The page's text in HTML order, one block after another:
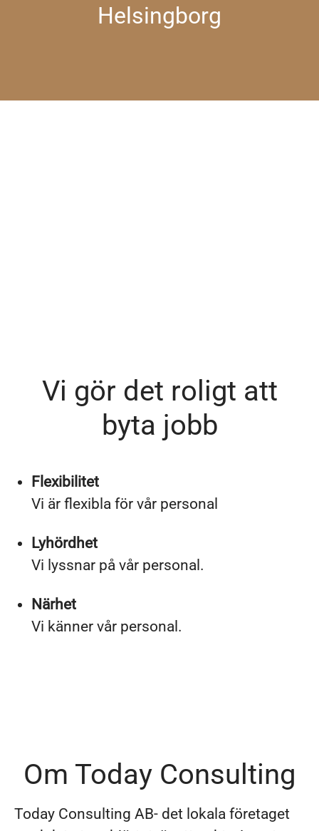
Helsingborg
Vi gör det roligt att
byta jobb
Flexibilitet
Vi är flexibla för vår personal
Lyhördhet
Vi lyssnar på vår personal.
Närhet
Vi känner vår personal.
Om Today Consulting
Today Consulting AB- det lokala företaget